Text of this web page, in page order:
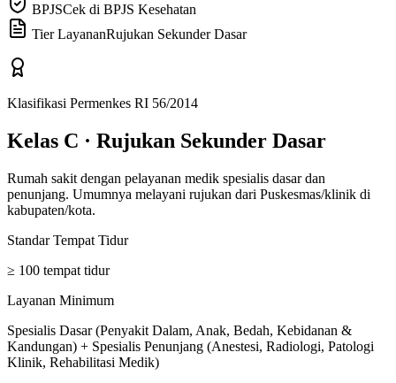
BPJSCek di BPJS Kesehatan
Tier LayananRujukan Sekunder Dasar
Klasifikasi Permenkes RI 56/2014
Kelas C · Rujukan Sekunder Dasar
Rumah sakit dengan pelayanan medik spesialis dasar dan
penunjang. Umumnya melayani rujukan dari Puskesmas/klinik di
kabupaten/kota.
Standar Tempat Tidur
≥ 100 tempat tidur
Layanan Minimum
Spesialis Dasar (Penyakit Dalam, Anak, Bedah, Kebidanan &
Kandungan) + Spesialis Penunjang (Anestesi, Radiologi, Patologi
Klinik, Rehabilitasi Medik)